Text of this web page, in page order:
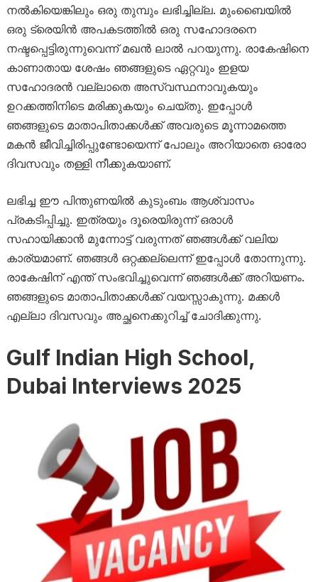
നൽകിയെങ്കിലും ഒരു തുമ്പും ലഭിച്ചില്ല. മുംബൈയിൽ
ഒരു ട്രെയിൻ അപകടത്തിൽ ഒരു സഹോദരനെ
നഷ്ടപ്പെട്ടിരുന്നുവെന്ന് മഖൻ ലാൽ പറയുന്നു. രാകേഷിനെ
കാണാതായ ശേഷം ഞങ്ങളുടെ ഏറ്റവും ഇളയ
സഹോദരൻ വല്ലാതെ അസ്വസ്ഥനാവുകയും
ഉറക്കത്തിനിടെ മരിക്കുകയും ചെയ്തു. ഇപ്പോൾ
ഞങ്ങളുടെ മാതാപിതാക്കൾക്ക് അവരുടെ മൂന്നാമത്തെ
മകൻ ജീവിച്ചിരിപ്പുണ്ടോയെന്ന് പോലും അറിയാതെ ഓരോ
ദിവസവും തള്ളി നീക്കുകയാണ്.
ലഭിച്ച ഈ പിന്തുണയിൽ കുടുംബം ആശ്വാസം
പ്രകടിപ്പിച്ചു. ഇത്രയും ദൂരെയിരുന്ന് ഒരാൾ
സഹായിക്കാൻ മുന്നോട്ട് വരുന്നത് ഞങ്ങൾക്ക് വലിയ
കാര്യമാണ്. ഞങ്ങൾ ഒറ്റക്കല്ലെന്ന് ഇപ്പോൾ തോന്നുന്നു.
രാകേഷിന് എന്ത് സംഭവിച്ചുവെന്ന് ഞങ്ങൾക്ക് അറിയണം.
ഞങ്ങളുടെ മാതാപിതാക്കൾക്ക് വയസ്സാകുന്നു. മക്കൾ
എല്ലാ ദിവസവും അച്ഛനെക്കുറിച്ച് ചോദിക്കുന്നു.
Gulf Indian High School,
Dubai Interviews 2025